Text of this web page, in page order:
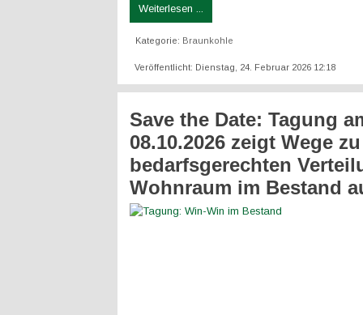
Weiterlesen ...
Kategorie: Braunkohle
Veröffentlicht: Dienstag, 24. Februar 2026 12:18
Save the Date: Tagung
08.10.2026 zeigt Wege
bedarfsgerechten
Wohnraum im Bestand